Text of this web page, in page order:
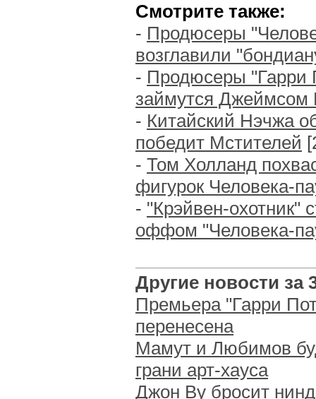
Смотрите также:
- Продюсеры
возглавили
- Продюсеры "Гарри
займутся Джеймсом
- Китайский Нэчжа
победит Мстителей
- Том Холланд
фигурок Человека-
- "Крэйвен-охотник"
оффом "Человека-
Другие новости за
Премьера "Гарри
перенесена
Мамут и Любимов
грани арт-хауса
Джон Ву бросит